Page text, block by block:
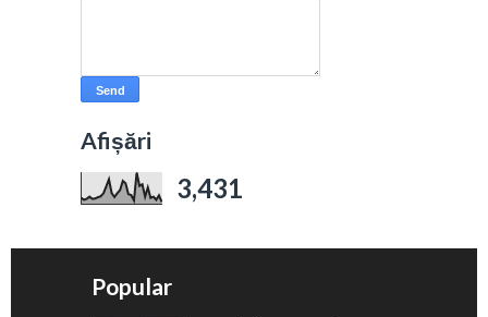
Afișări
3,431
Popular